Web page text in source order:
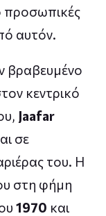
προσωπικές
αυτόν.
βραβευμένο
κεντρικό
Jaafar
σε
του. Η
στη φήμη
1970 και